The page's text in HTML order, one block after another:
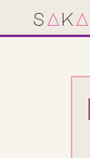
s A k A